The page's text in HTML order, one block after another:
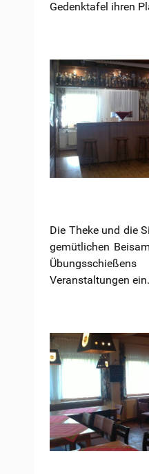
Gedenktafel ihren
Die Theke und die
gemütlichen
Veranstaltungen ein.